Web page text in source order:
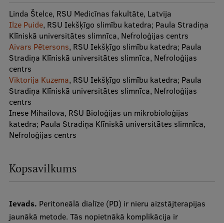
Your Start in Riga
Why choose RSU?
Medizinstudium an der RSU
International Student Ambassadors
About Us
Faculties
Our people
Linda Štelce, RSU Medicīnas fakultāte, Latvija
Ilze Puide, RSU Iekšķīgo slimību katedra; Paula Stradiņa
Klīniskā universitātes slimnīca, Nefroloģijas centrs
Aivars Pētersons, RSU Iekšķīgo slimību katedra; Paula
Stradiņa Klīniskā universitātes slimnīca, Nefroloģijas
centrs
Viktorija Kuzema, RSU Iekšķīgo slimību katedra; Paula
Stradiņa Klīniskā universitātes slimnīca, Nefroloģijas
centrs
Inese Mihailova, RSU Bioloģijas un mikrobioloģijas
katedra; Paula Stradiņa Klīniskā universitātes slimnīca,
Nefroloģijas centrs
Kopsavilkums
Ievads. Peritoneālā dialīze (PD) ir nieru aizstājterapijas
jaunākā metode. Tās nopietnākā komplikācija ir